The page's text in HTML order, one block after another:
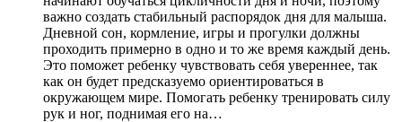
важно создать стабильный распорядок дня для малыша.
Дневной сон, кормление, игры и прогулки должны
проходить примерно в одно и то же время каждый день.
Это поможет ребенку чувствовать себя увереннее, так
как он будет предсказуемо ориентироваться в
окружающем мире. Помогать ребенку тренировать силу
рук и ног, поднимая его на…